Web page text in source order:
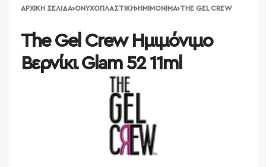
ΑΡΧΙΚΉ ΣΕΛΊΔΑ›ΟΝΥΧΟΠΛΑΣΤΙΚΉ›ΗΜΙΜΌΝΙΜΑ›THE GEL CREW
The Gel Crew Ημιμόνιμο
Βερνίκι Glam 52 11ml